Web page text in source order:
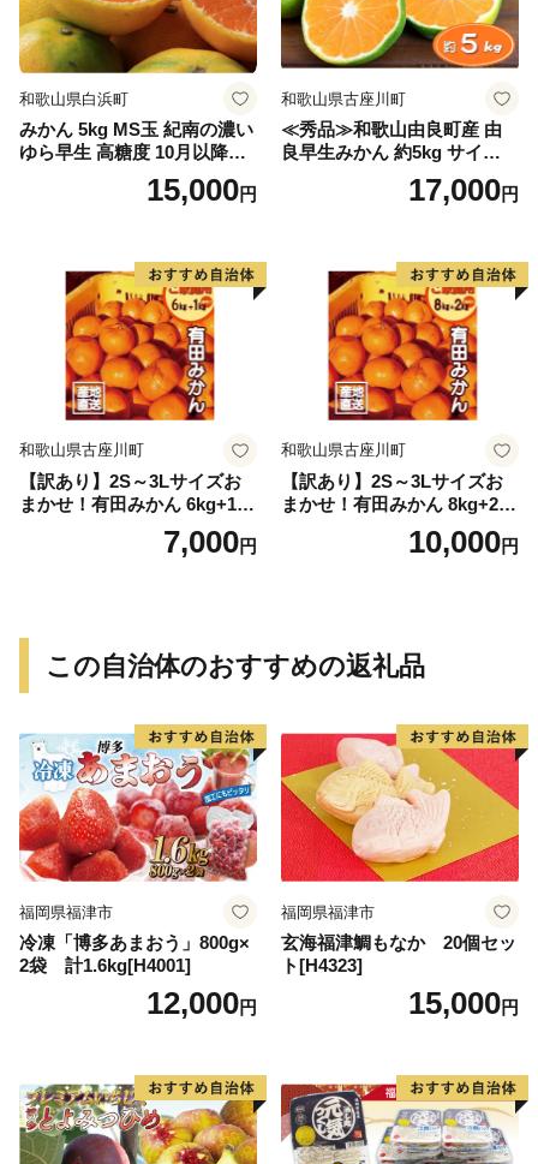
和歌山県白浜町
みかん 5kg MS玉 紀南の濃い
ゆら早生 高糖度 10月以降発
送 マルチ被覆栽培15,000円
和歌山県古座川町
≪秀品≫和歌山由良町産 由
良早生みかん 約5kg サイズお
まかせ【sml106C】17,000円
和歌山県古座川町
【訳あり】2S～3Lサイズお
まかせ！有田みかん 6kg+1kg
保証分 11月から12月下旬ま
でに順次発送致します。 / 訳
7,000円
和歌山県古座川町
【訳あり】2S～3Lサイズお
まかせ！有田みかん 8kg+2kg
保証分 11月から12月下旬ま
でに順次発送致します。 / 訳
10,000円
この自治体のおすすめの返礼品
福岡県福津市
冷凍「博多あまおう」800g×
2袋 計1.6kg[H4001]
12,000円
福岡県福津市
玄海福津鯛もなか 20個セッ
ト[H4323]
15,000円